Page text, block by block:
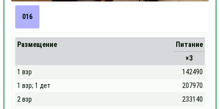
016
Размещение
Питание
×3
1 взр
142490
1 взр; 1 дет
207970
2 взр
233140